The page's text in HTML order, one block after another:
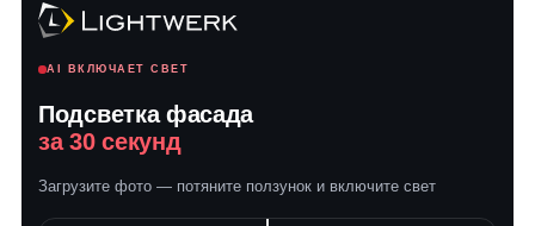
AI ВКЛЮЧАЕТ СВЕТ
Подсветка фасада
за 30 секунд
Загрузите фото — потяните ползунок и включите свет